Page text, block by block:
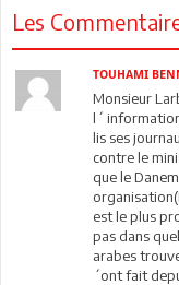
Les
TOUHAMI
Monsieur
l´
lis ses
contre le
que le
est le plus
pas dans
arabes
´ont fait